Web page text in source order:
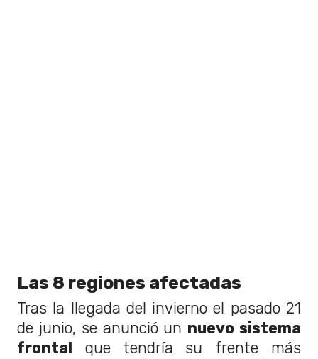
Las 8 regiones afectadas
Tras la llegada del invierno el pasado 21
de junio, se anunció un nuevo sistema
frontal que tendría su frente más